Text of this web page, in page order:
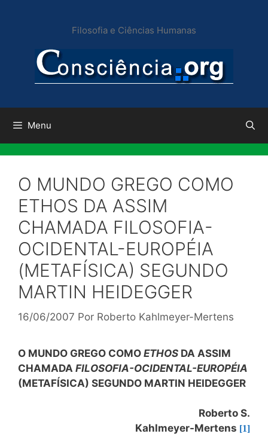
conteúdo
Filosofia e Ciências Humanas
Menu
O MUNDO GREGO COMO
ETHOS DA ASSIM
CHAMADA FILOSOFIA-
OCIDENTAL-EUROPÉIA
(METAFÍSICA) SEGUNDO
MARTIN HEIDEGGER
16/06/2007 Por Roberto Kahlmeyer-Mertens
O MUNDO GREGO COMO ETHOS DA ASSIM
CHAMADA FILOSOFIA-OCIDENTAL-EUROPÉIA
(METAFÍSICA) SEGUNDO MARTIN HEIDEGGER
Roberto S.
Kahlmeyer-Mertens [1]